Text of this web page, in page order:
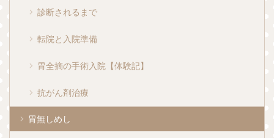
診断されるまで
転院と入院準備
胃全摘の手術入院【体験記】
抗がん剤治療
胃無しめし